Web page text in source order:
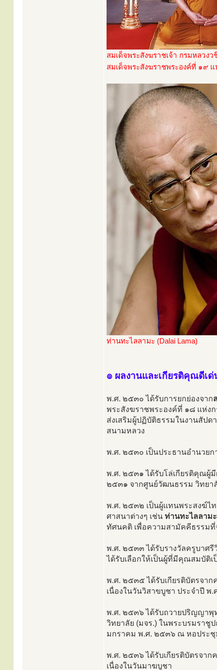
สมเด็จพระสังฆราชเจ้า กรมหลว
สมเด็จพระสังฆราชพระองค์ที่ ๑๙
ท่านทะไลลามะ (Dalai Lama)
๏ ผลงานและเกียรติคุณดีเด่
พ.ศ. ๒๕๓๐ ได้รับการยกย่องจาก
พระสังฆราชพระองค์ที่ ๑๘ แห่ง
ส่งเสริมผู้ปฏิบัติธรรมในงานสัป
สนามหลวง
พ.ศ. ๒๕๓๐ เป็นประธานอำนวย
พ.ศ. ๒๕๓๑ ได้รับโล่เกียรติคุณผู้
๒๕๓๑ จากศูนย์วัฒนธรรม วิทยา
พ.ศ. ๒๕๓๒ เป็นผู้แทนพระสงฆ์ไ
ศาสนาต่างๆ เช่น ท่านทะไลลาม
ทัศนคติ เพื่อความสามัคคีธรรมที่
พ.ศ. ๒๕๓๓ ได้รับรางวัลครูบาศ
ได้รับเลือกให้เป็นผู้ที่มีคุณสมบัติ
พ.ศ. ๒๕๓๕ ได้รับเกียรติบัตรจาก
เนื่องในวันวิสาขบูชา ประจำปี พ
พ.ศ. ๒๕๓๖ ได้รับถวายปริญญา
วิทยาลัย (มจร.) ในพระบรมรา
มกราคม พ.ศ. ๒๕๓๖ ณ หอประ
พ.ศ. ๒๕๓๖ ได้รับเกียรติบัตรจาก
เนื่องในวันมาฆบูชา